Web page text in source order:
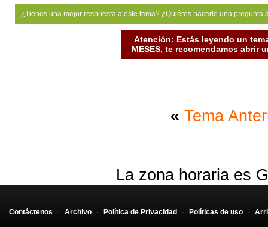
¿Tienes una mejor respuesta a este tema? ¿Quiéres hacerle una
Atención: Estás leyendo un
MESES, te recomendamos abrir
« Tema
La zona horaria es
Contáctenos - Archivo - Política de Privacidad - Políticas de uso -